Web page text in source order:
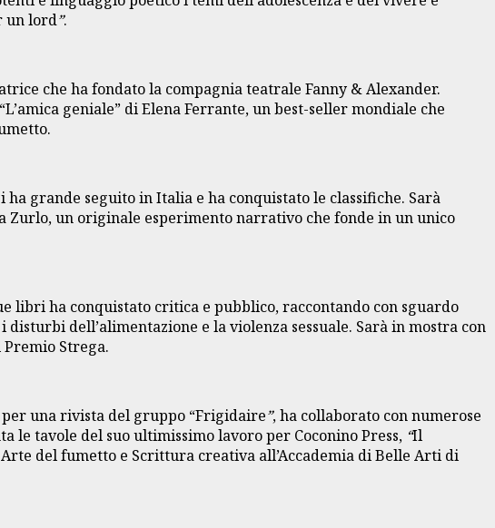
un lord”.
che ha fondato la compagnia teatrale Fanny & Alexander.
geniale” di Elena Ferrante, un best-seller mondiale che
grande seguito in Italia e ha conquistato le classifiche. Sarà
Zurlo, un originale esperimento narrativo che fonde in un unico
libri ha conquistato critica e pubblico, raccontando con sguardo
dell’alimentazione e la violenza sessuale. Sarà in mostra con
Strega.
una rivista del gruppo “Frigidaire”, ha collaborato con numerose
le tavole del suo ultimissimo lavoro per Coconino Press, “Il
del fumetto e Scrittura creativa all’Accademia di Belle Arti di